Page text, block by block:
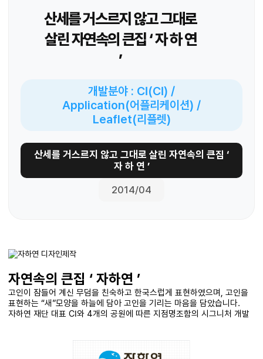
산세를 거스르지 않고 그대로
살린 자연속의 큰집 ‘ 자 하 연
’
개발분야 : CI(CI) /
Application(어플리케이션) /
Leaflet(리플렛)
산세를 거스르지 않고 그대로 살린 자연속의 큰집 ‘
자 하 연 ’
2014/04
자연속의 큰집 ‘ 자하연 ’
고인이 잠들어 계신 무덤을 친숙하고 한국스럽게 표현하였으며, 고인을
표현하는 “새”모양을 하늘에 담아 고인을 기리는 마음을 담았습니다.
자하연 재단 대표 CI와 4개의 공원에 따른 지점명조함의 시그니처 개발